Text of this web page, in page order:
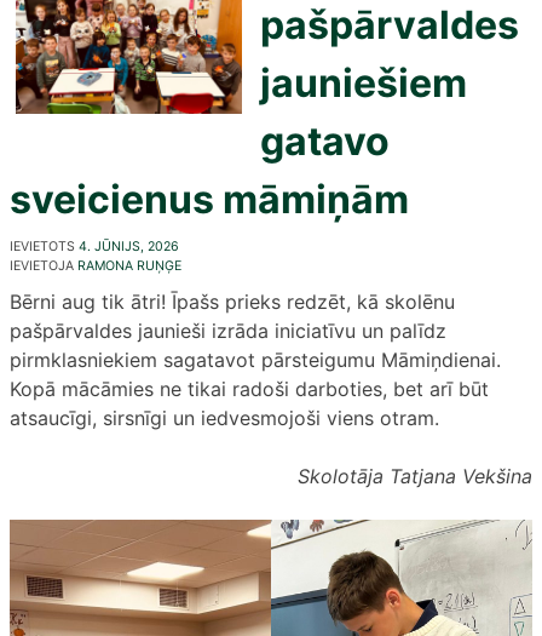
pašpārvaldes
jauniešiem
gatavo
sveicienus māmiņām
IEVIETOTS 4. JŪNIJS, 2026
IEVIETOJA RAMONA RUŅĢE
Bērni aug tik ātri! Īpašs prieks redzēt, kā skolēnu
pašpārvaldes jaunieši izrāda iniciatīvu un palīdz
pirmklasniekiem sagatavot pārsteigumu Māmiņdienai.
Kopā mācāmies ne tikai radoši darboties, bet arī būt
atsaucīgi, sirsnīgi un iedvesmojoši viens otram.
Skolotāja Tatjana Vekšina